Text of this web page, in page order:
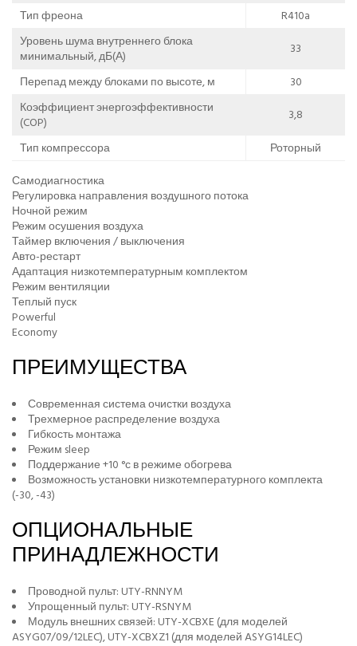
Тип фреона
R410a
Уровень шума внутреннего блока
минимальный, дБ(А)
33
Перепад между блоками по высоте, м
30
Коэффициент энергоэффективности
(COP)
3,8
Тип компрессора
Роторный
Самодиагностика
Регулировка направления воздушного потока
Ночной режим
Режим осушения воздуха
Таймер включения / выключения
Авто-рестарт
Адаптация низкотемпературным комплектом
Режим вентиляции
Теплый пуск
Powerful
Economy
ПРЕИМУЩЕСТВА
Современная система очистки воздуха
Трехмерное распределение воздуха
Гибкость монтажа
Режим sleep
Поддержание +10 °с в режиме обогрева
Возможность установки низкотемпературного комплекта
(-30, -43)
ОПЦИОНАЛЬНЫЕ
ПРИНАДЛЕЖНОСТИ
Проводной пульт: UTY-RNNYM
Упрощенный пульт: UTY-RSNYM
Модуль внешних связей: UTY-XCBXE (для моделей
ASYG07/09/12LEC), UTY-XCBXZ1 (для моделей ASYG14LEC)